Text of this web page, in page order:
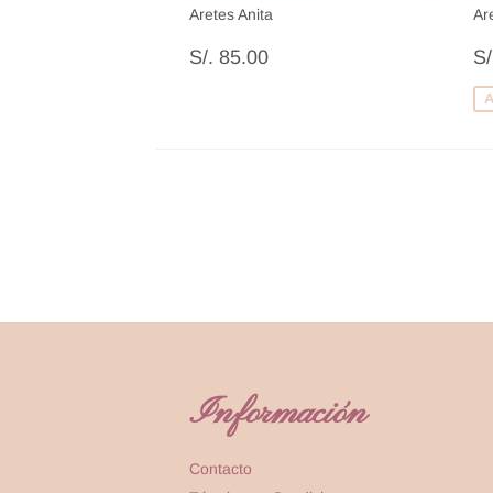
Aretes Anita
Precio
habitual
S/. 85.00
Información
Contacto